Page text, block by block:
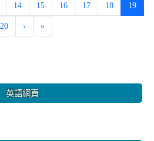
14 15 16 17 18 19
20 › »
英語網頁